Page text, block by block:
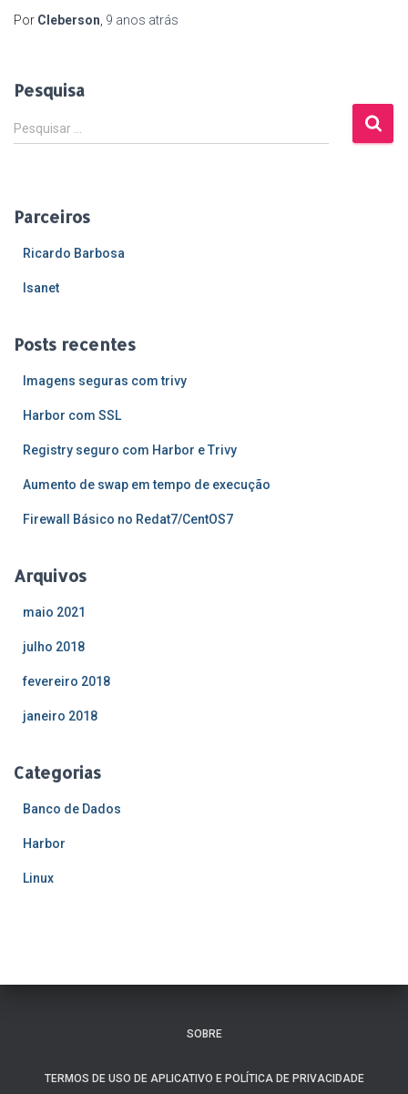
Por Cleberson 9 anos atrás
Pesquisa
P
e
i
r
Pesquisar …
Parceiros
Ricardo Barbosa
Isanet
Posts recentes
Imagens seguras com trivy
Harbor com SSL
Registry seguro com Harbor e Trivy
Aumento de swap em tempo de execução
Firewall Básico no Redat7/CentOS7
Arquivos
maio 2021
julho 2018
fevereiro 2018
janeiro 2018
Categorias
Banco de Dados
Harbor
Linux
SOBRE
TERMOS DE USO DE APLICATIVO E POLÍTICA DE PRIVACIDADE